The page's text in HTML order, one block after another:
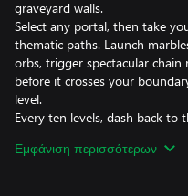
graveyard walls.
Select any portal, then take
thematic paths. Launch
orbs, trigger spectacular chain
before it crosses your
level.
Every ten levels, dash back
challenges, and collect special
Εμφάνιση περισσότερων